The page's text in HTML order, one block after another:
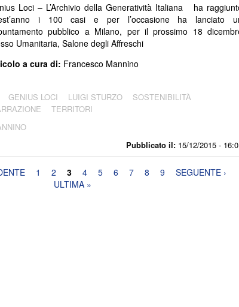
Pubblicato il: 15/12/2015 -
Loci – L’Archivio della Generatività Italiana ha
i 100 casi e per l’occasione ha lanciato
pubblico a Milano, per il prossimo 18
Umanitaria, Salone degli Affreschi
a cura di: Francesco Mannino
GENIUS LOCI LUIGI STURZO
SOSTENIBILITÀ
TERRITORI
1 2 3 4 5 6 7 8 9
SEGUENTE ›
ULTIMA »